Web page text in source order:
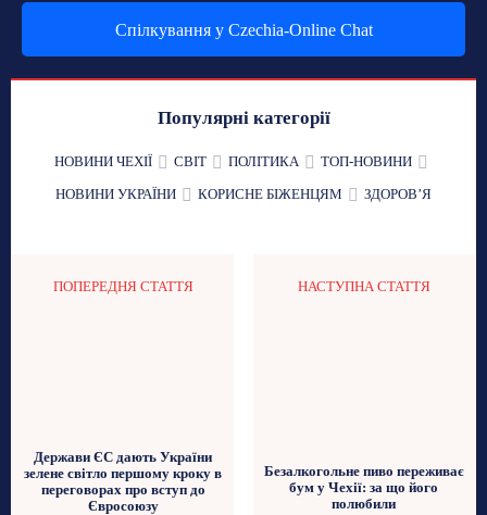
Спілкування у Czechia-Online Chat
Популярні категорії
НОВИНИ ЧЕХІЇ СВІТ ПОЛІТИКА
ТОП-НОВИНИ
НОВИНИ УКРАЇНИ
КОРИСНЕ БІЖЕНЦЯМ ЗДОРОВʼЯ
ПОПЕРЕДНЯ СТАТТЯ
Держави ЄС дають України
зелене світло першому кроку в
переговорах про вступ до
Євросоюзу
НАСТУПНА СТАТТЯ
Безалкогольне пиво переживає
бум у Чехії: за що його
полюбили